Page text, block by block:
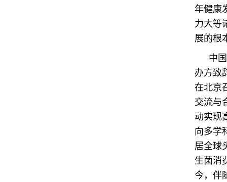
年健康
力大等
展的根
中
办方致
在北京
交流与
动实现
向多学
居全球
生菌消
今，伴